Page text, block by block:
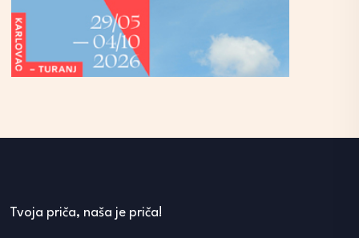
Tvoja priča, naša je priča!